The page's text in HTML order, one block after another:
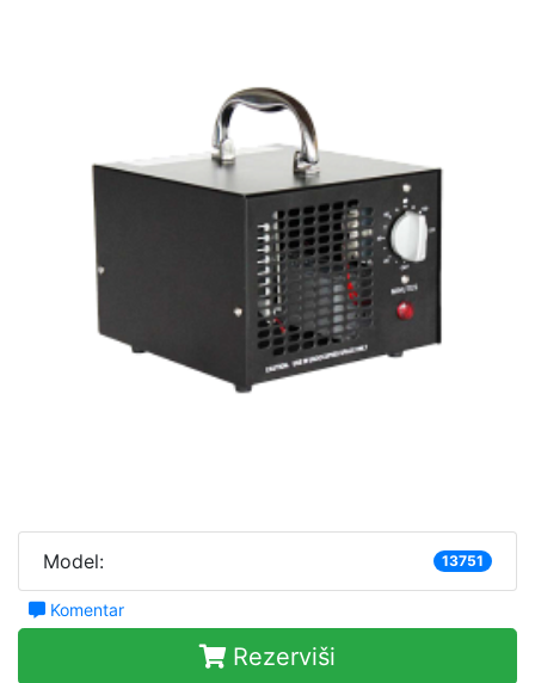
Model: 13751
Komentar
Rezerviši